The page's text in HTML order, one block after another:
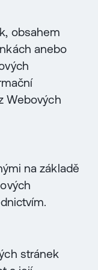
obsahem
anebo
Webových
na základě
stránek